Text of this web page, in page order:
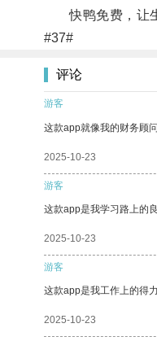
快鸭免费，让生
#37#
评论
游客
这款app就像我的财务顾
2025-10-23
游客
这款app是我学习路上的
2025-10-23
游客
这款app是我工作上的得
2025-10-23